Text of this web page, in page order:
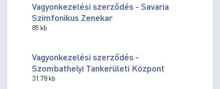
Vagyonkezelési szerződés - Savaria
Szimfonikus Zenekar
85 kb
Vagyonkezelési szerződés -
Szombathelyi Tankerületi Központ
31.78 kb